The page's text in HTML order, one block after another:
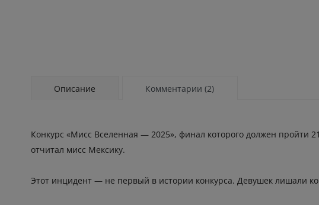
Описание Комментарии (2)
Конкурс «Мисс Вселенная — 2025», финал которого должен пройти
отчитал мисс Мексику.
Этот инцидент — не первый в истории конкурса. Девушек лишали